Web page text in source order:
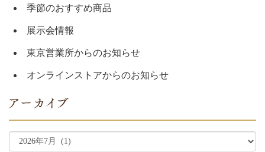
季節のおすすめ商品
展示会情報
東京営業所からのお知らせ
オンラインストアからのお知らせ